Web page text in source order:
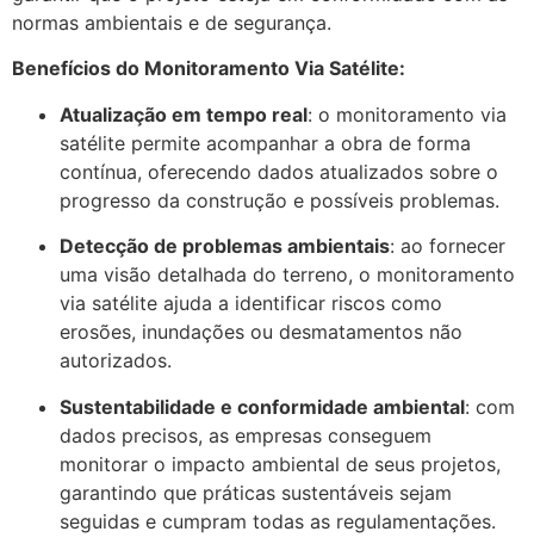
normas ambientais e de segurança.
Benefícios do Monitoramento Via Satélite:
Atualização em tempo real: o monitoramento via
satélite permite acompanhar a obra de forma
contínua, oferecendo dados atualizados sobre o
progresso da construção e possíveis problemas.
Detecção de problemas ambientais: ao fornecer
uma visão detalhada do terreno, o monitoramento
via satélite ajuda a identificar riscos como
erosões, inundações ou desmatamentos não
autorizados.
Sustentabilidade e conformidade ambiental: com
dados precisos, as empresas conseguem
monitorar o impacto ambiental de seus projetos,
garantindo que práticas sustentáveis sejam
seguidas e cumpram todas as regulamentações.